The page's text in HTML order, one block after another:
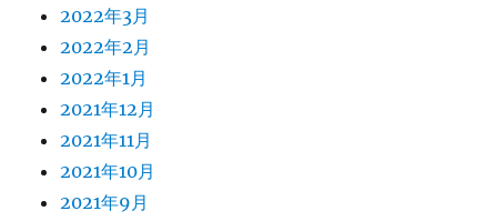
2022年3月
2022年2月
2022年1月
2021年12月
2021年11月
2021年10月
2021年9月